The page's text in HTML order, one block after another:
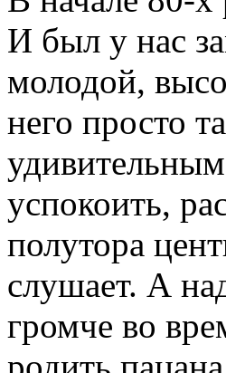
И был у нас
молодой,
него просто
успокоить,
полутора
слушает. А
громче во